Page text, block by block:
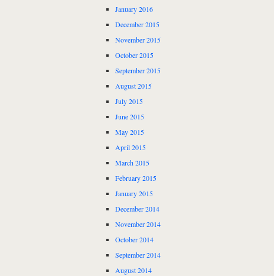
January 2016
December 2015
November 2015
October 2015
September 2015
August 2015
July 2015
June 2015
May 2015
April 2015
March 2015
February 2015
January 2015
December 2014
November 2014
October 2014
September 2014
August 2014